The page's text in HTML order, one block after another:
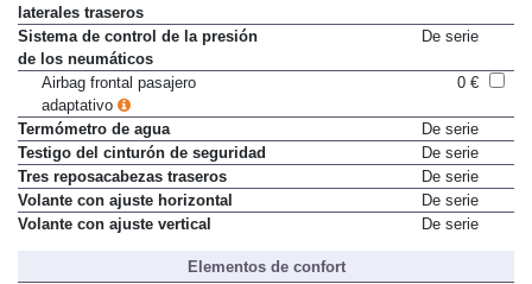
laterales traseros
Sistema de control de la presión
de los neumáticos
De serie
Airbag frontal pasajero
adaptativo
0 €
Termómetro de agua
De serie
Testigo del cinturón de seguridad
De serie
Tres reposacabezas traseros
De serie
Volante con ajuste horizontal
De serie
Volante con ajuste vertical
De serie
Elementos de confort